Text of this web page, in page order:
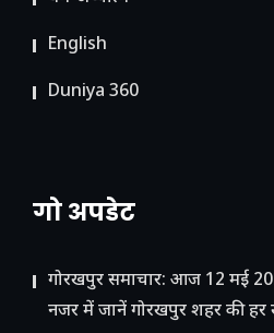
English
Duniya 360
गो अपडेट
गोरखपुर समाचार: आज 12 मई
नजर में जानें गोरखपुर शहर की